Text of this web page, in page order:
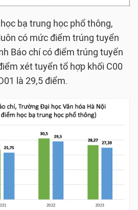
bạ trung học phổ thông,
có mức điểm trúng tuyển
Báo chí có điểm trúng tuyển
xét tuyển tổ hợp khối C00
là 29,5 điểm.